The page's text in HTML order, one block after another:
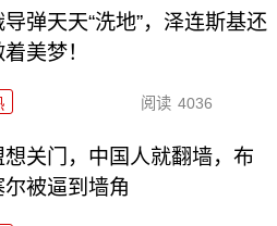
弹天天“洗地”，泽连斯基还
美梦！
阅读 4036
想关门，中国人就翻墙，布
尔被逼到墙角